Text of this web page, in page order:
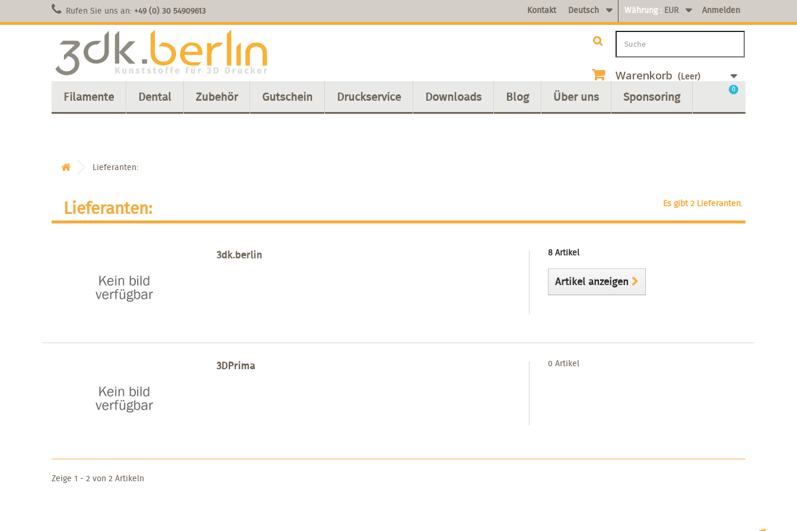
Anmelden
Währung : EUR
Deutsch
Kontakt
Rufen Sie uns an: +49 (0) 30 54909613
Warenkorb (Leer)
Filamente Dental Zubehör Gutschein Druckservice Downloads Blog Über uns Sponsoring 0
Lieferanten:
Lieferanten: Es gibt 2 Lieferanten.
3dk.berlin 8 Artikel
Artikel anzeigen
3DPrima 0 Artikel
Zeige 1 - 2 von 2 Artikeln